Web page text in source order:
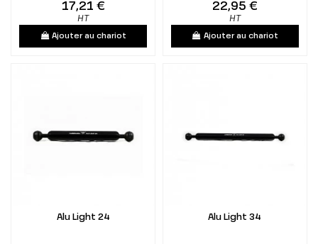
17,21 €
HT
Ajouter au chariot
22,95 €
HT
Ajouter au chariot
Alu Light 24 Alu Light 34